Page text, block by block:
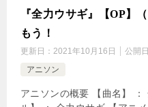
『全力ウサギ』【OP】
もう！
更新日： 2021年10月16日 公開
アニソン
アニソンの概要 【曲名】